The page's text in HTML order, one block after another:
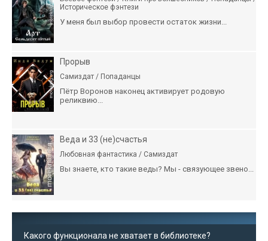
Историческое фэнтези
У меня был выбор провести остаток жизни...
Прорыв
Самиздат / Попаданцы
Пётр Воронов наконец активирует родовую
реликвию...
Веда и 33 (не)счастья
Любовная фантастика / Самиздат
Вы знаете, кто такие веды? Мы - связующее звено...
Какого функционала не хватает в библиотеке?